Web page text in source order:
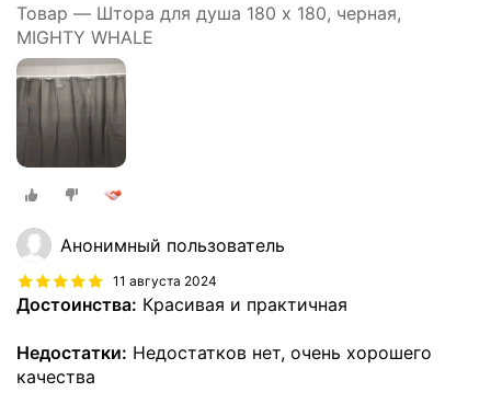
Товар — Штора для душа 180 x 180, черная,
MIGHTY WHALE
Анонимный пользователь
11 августа 2024
Достоинства: Красивая и практичная
Недостатки: Недостатков нет, очень хорошего
качества